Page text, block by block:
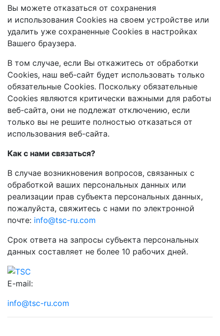
Вы можете отказаться от сохранения
и использования Cookies на своем устройстве или
удалить уже сохраненные Cookies в настройках
Вашего браузера.
В том случае, если Вы откажитесь от обработки
Cookies, наш веб-сайт будет использовать только
обязательные Cookies. Поскольку обязательные
Сookies являются критически важными для работы
веб-сайта, они не подлежат отключению, если
только вы не решите полностью отказаться от
использования веб-сайта.
Как с нами связаться?
В случае возникновения вопросов, связанных с
обработкой ваших персональных данных или
реализации прав субъекта персональных данных,
пожалуйста, свяжитесь с нами по электронной
почте: info@tsc-ru.com
Срок ответа на запросы субъекта персональных
данных составляет не более 10 рабочих дней.
E-mail:
info@tsc-ru.com